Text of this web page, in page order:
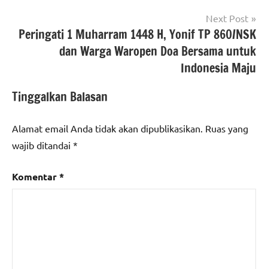
Next Post
Peringati 1 Muharram 1448 H, Yonif TP 860/NSK
dan Warga Waropen Doa Bersama untuk
Indonesia Maju
Tinggalkan Balasan
Alamat email Anda tidak akan dipublikasikan. Ruas yang
wajib ditandai *
Komentar*